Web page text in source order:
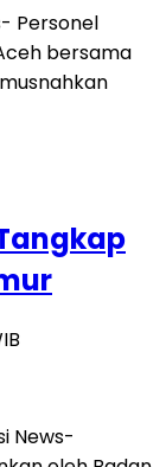
Personel
bersama
News-